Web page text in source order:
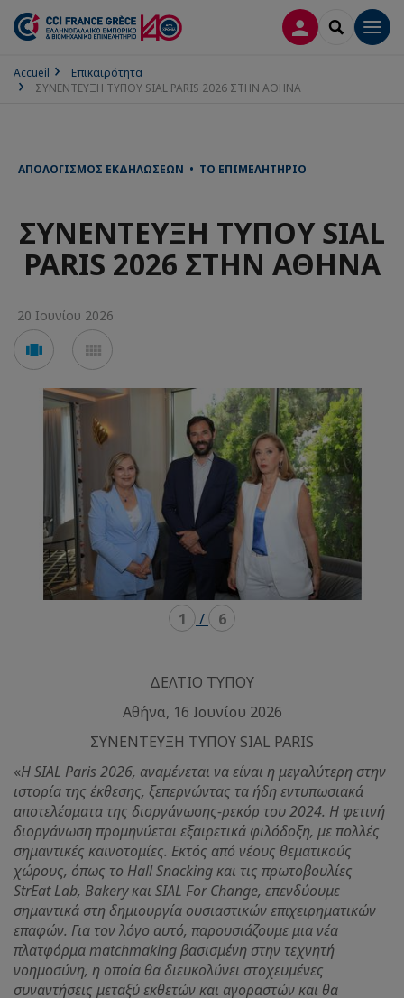
ΣΎΝΔΕΣΗSEARCH
Accueil
Επικαιρότητα
ΣΥΝΕΝΤΕΥΞΗ ΤΥΠΟΥ SIAL PARIS 2026 ΣΤΗΝ ΑΘΗΝΑ
ΑΠΟΛΟΓΙΣΜΌΣ ΕΚΔΗΛΏΣΕΩΝ • ΤΟ ΕΠΙΜΕΛΗΤΉΡΙΟ
ΣΥΝΕΝΤΕΥΞΗ ΤΥΠΟΥ SIAL
PARIS 2026 ΣΤΗΝ ΑΘΗΝΑ
20 Ιουνίου 2026
Voir
en
carousel
en
mosaïque
1 / 6
ΔΕΛΤΙΟ ΤΥΠΟΥ
Αθήνα, 16 Ιουνίου 2026
ΣΥΝΕΝΤΕΥΞΗ ΤΥΠΟΥ SIAL PARIS
«H SIAL Paris 2026, αναμένεται να είναι η μεγαλύτερη στην
ιστορία της έκθεσης, ξεπερνώντας τα ήδη εντυπωσιακά
αποτελέσματα της διοργάνωσης-ρεκόρ του 2024. H φετινή
διοργάνωση προμηνύεται εξαιρετικά φιλόδοξη, με πολλές
σημαντικές καινοτομίες. Εκτός από νέους θεματικούς
χώρους, όπως το Hall Snacking και τις πρωτοβουλίες
StrEat Lab, Bakery και SIAL For Change, επενδύουμε
σημαντικά στη δημιουργία ουσιαστικών επιχειρηματικών
επαφών. Για τον λόγο αυτό, παρουσιάζουμε μια νέα
πλατφόρμα matchmaking βασισμένη στην τεχνητή
νοημοσύνη, η οποία θα διευκολύνει στοχευμένες
συναντήσεις μεταξύ εκθετών και αγοραστών και θα